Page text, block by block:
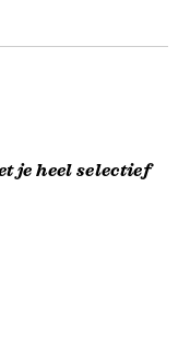
je heel selectief